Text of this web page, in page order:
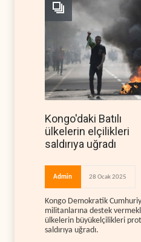
Kongo'daki Batılı
ülkelerin elçilikleri
saldırıya uğradı
Admin 28 Ocak 2025
Kongo Demokratik
militanlarına destek
ülkelerin büyükelçilikleri
saldırıya uğradı.